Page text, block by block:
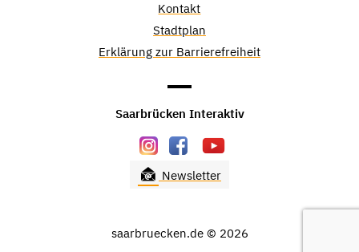
Kontakt
Stadtplan
Erklärung zur Barrierefreiheit
Saarbrücken Interaktiv
Newsletter
saarbruecken.de © 2026